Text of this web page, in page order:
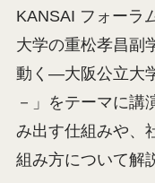
KANSAI フォーラ
大学の重松孝昌副
動く―大阪公立大
－」をテーマに講
み出す仕組みや、
組み方について解